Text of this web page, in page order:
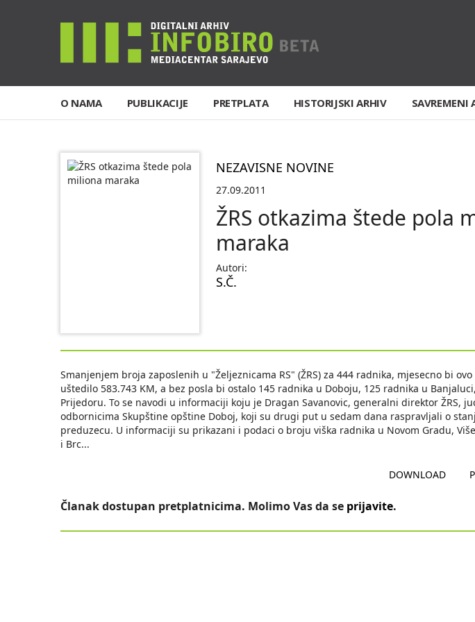
O NAMA PUBLIKACIJE PRETPLATA HISTORIJSKI ARHIV SAVREMENI
NEZAVISNE NOVINE
27.09.2011
ŽRS otkazima štede pola
maraka
Autori:
S.Č.
Smanjenjem broja zaposlenih u "Željeznicama RS" (ŽRS) za 444 radnika, mjesecno bi
uštedilo 583.743 KM, a bez posla bi ostalo 145 radnika u Doboju, 125 radnika u
Prijedoru. To se navodi u informaciji koju je Dragan Savanovic, generalni direktor ŽRS,
odbornicima Skupštine opštine Doboj, koji su drugi put u sedam dana raspravljali o
preduzecu. U informaciji su prikazani i podaci o broju viška radnika u Novom Gradu,
i Brc...
DOWNLOAD
Članak dostupan pretplatnicima. Molimo Vas da se prijavite.